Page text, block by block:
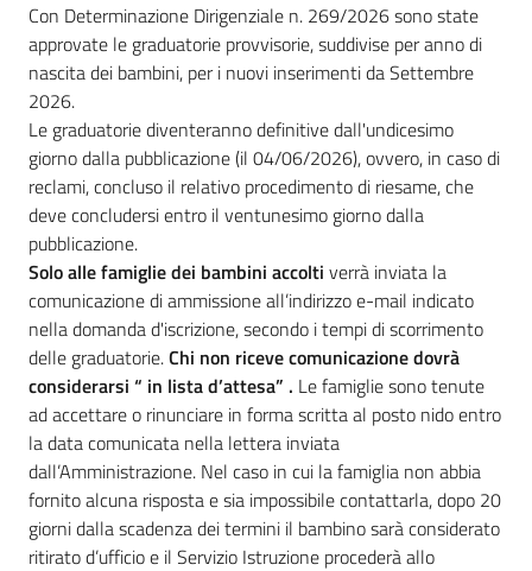
A
l
l
e
r
t
a
m
e
t
e
o
V
i
s
i
t
S
Con Determinazione Dirigenziale n. 269/2026 sono state
approvate le graduatorie provvisorie, suddivise per anno di
nascita dei bambini, per i nuovi inserimenti da Settembre
2026.
Le graduatorie diventeranno definitive dall'undicesimo
giorno dalla pubblicazione (il 04/06/2026), ovvero, in caso di
reclami, concluso il relativo procedimento di riesame, che
deve concludersi entro il ventunesimo giorno dalla
pubblicazione.
Solo alle famiglie dei bambini accolti verrà inviata la
comunicazione di ammissione all’indirizzo e-mail indicato
nella domanda d'iscrizione, secondo i tempi di scorrimento
delle graduatorie.Chi non riceve comunicazione dovrà
considerarsi “ in lista d’attesa” . Le famiglie sono tenute
ad accettare o rinunciare in forma scritta al posto nido entro
la data comunicata nella lettera inviata
dall’Amministrazione. Nel caso in cui la famiglia non abbia
fornito alcuna risposta e sia impossibile contattarla, dopo 20
giorni dalla scadenza dei termini il bambino sarà considerato
ritirato d’ufficio e il Servizio Istruzione procederà allo